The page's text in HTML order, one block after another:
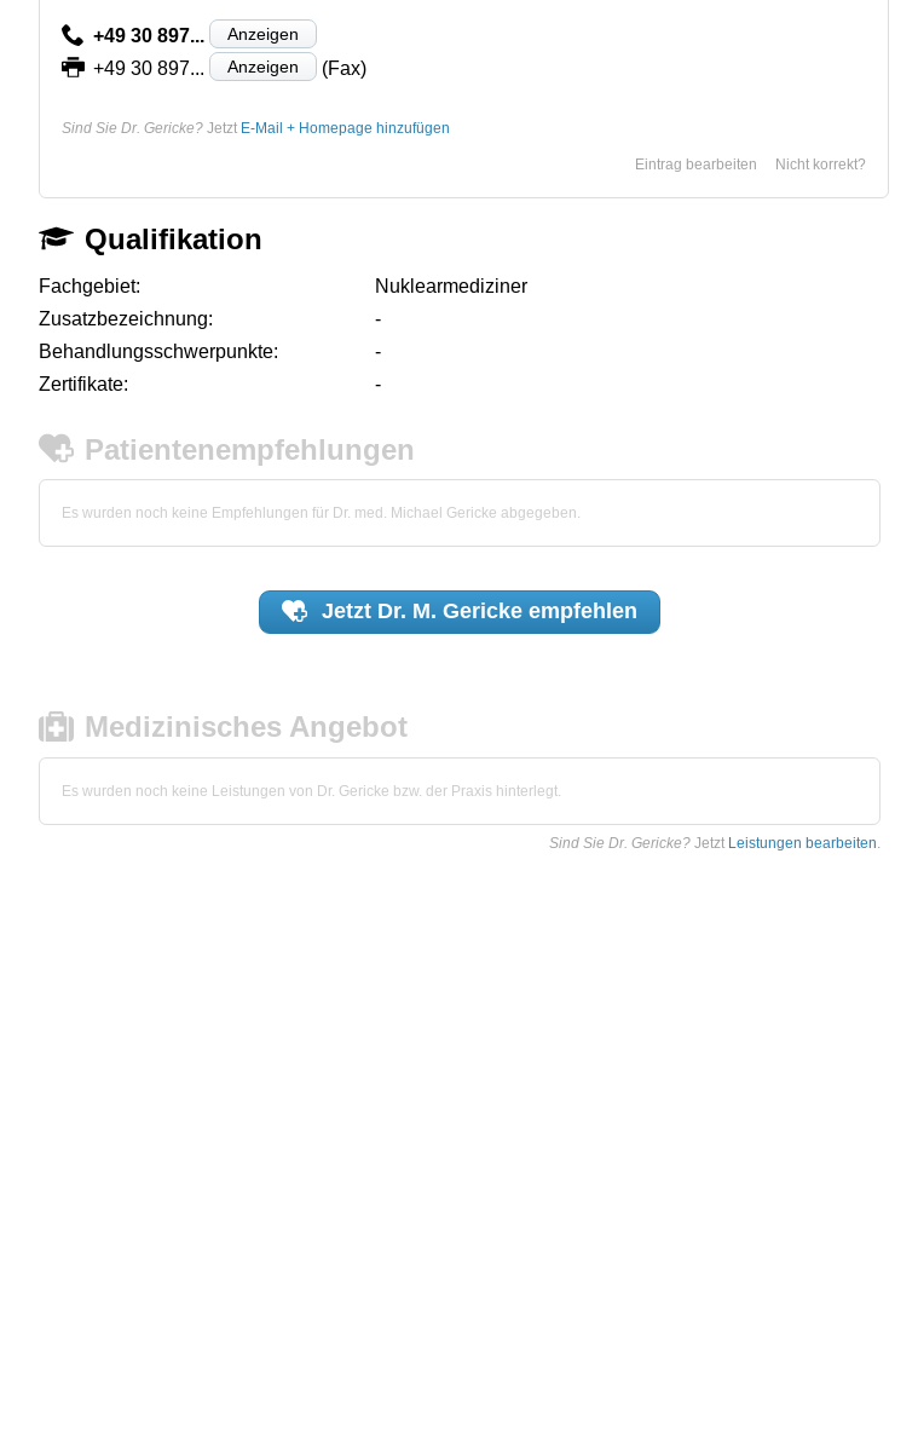
+49 30 897... Anzeigen
+49 30 897... Anzeigen (Fax)
Sind Sie Dr. Gericke? Jetzt E-Mail + Homepage hinzufügen
Nicht korrekt?
Eintrag bearbeiten
Qualifikation
Fachgebiet:
Nuklearmediziner
Zusatzbezeichnung:
-
Behandlungsschwerpunkte:
-
Zertifikate:
-
Patientenempfehlungen
Es wurden noch keine Empfehlungen für Dr. med. Michael Gericke abgegeben.
Jetzt Dr. M. Gericke empfehlen
Medizinisches Angebot
Es wurden noch keine Leistungen von Dr. Gericke bzw. der Praxis hinterlegt.
Sind Sie Dr. Gericke? Jetzt Leistungen bearbeiten.